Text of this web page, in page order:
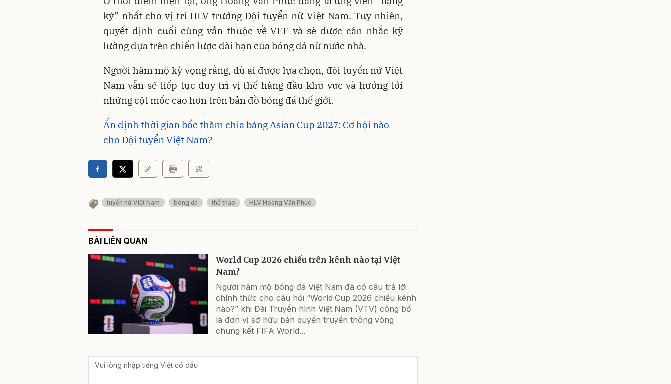
ký” nhất cho vị trí HLV trưởng Đội tuyển nữ Việt Nam. Tuy nhiên,
quyết định cuối cùng vẫn thuộc về VFF và sẽ được cân nhắc kỹ
lưỡng dựa trên chiến lược dài hạn của bóng đá nữ nước nhà.
Người hâm mộ kỳ vọng rằng, dù ai được lựa chọn, đội tuyển nữ Việt
Nam vẫn sẽ tiếp tục duy trì vị thế hàng đầu khu vực và hướng tới
những cột mốc cao hơn trên bản đồ bóng đá thế giới.
Ấn định thời gian bốc thăm chia bảng Asian Cup 2027: Cơ hội nào
cho Đội tuyển Việt Nam?
tuyển nữ Việt Nam bóng đá thể thao HLV Hoàng Văn Phúc
BÀI LIÊN QUAN
World Cup 2026 chiếu trên kênh nào tại Việt
Nam?
Người hâm mộ bóng đá Việt Nam đã có câu trả lời
chính thức cho câu hỏi “World Cup 2026 chiếu kênh
nào?” khi Đài Truyền hình Việt Nam (VTV) công bố
là đơn vị sở hữu bản quyền truyền thông vòng
chung kết FIFA World...